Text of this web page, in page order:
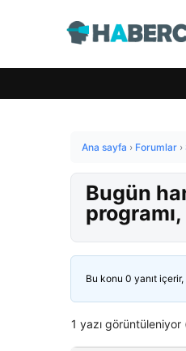
Ana sayfa › Forumlar ›
Bugün
Bu konu 0 yanıt
1 yazı görüntüleniyor